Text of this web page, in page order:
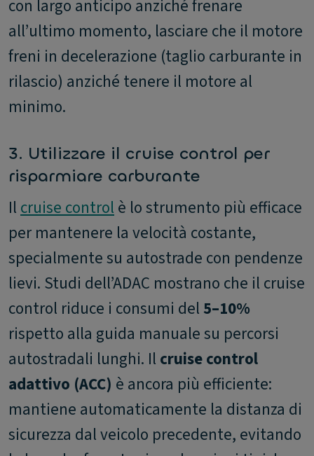
con largo anticipo anziché frenare
all’ultimo momento, lasciare che il motore
freni in decelerazione (taglio carburante in
rilascio) anziché tenere il motore al
minimo.
3. Utilizzare il cruise control per
risparmiare carburante
Il cruise control è lo strumento più efficace
per mantenere la velocità costante,
specialmente su autostrade con pendenze
lievi. Studi dell’ADAC mostrano che il cruise
control riduce i consumi del 5–10%
rispetto alla guida manuale su percorsi
autostradali lunghi. Il cruise control
adattivo (ACC) è ancora più efficiente:
mantiene automaticamente la distanza di
sicurezza dal veicolo precedente, evitando